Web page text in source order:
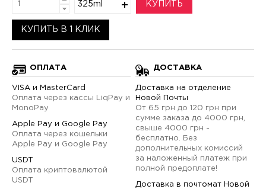
325ml КУПИТЬ
КУПИТЬ В 1 КЛИК
ОПЛАТА
VISA и MasterCard
Оплата через кассы LiqPay и
MonoPay
Apple Pay и Google Pay
Оплата через кошельки
Apple Pay и Google Pay
USDT
Оплата криптовалютой
USDT
ДОСТАВКА
Доставка на отделение
Новой Почты
От 65 грн до 120 грн при
сумме заказа до 4000 грн,
свыше 4000 грн -
бесплатно. Без
дополнительных комиссий
за наложенный платеж при
полной предоплате!
Доставка в почтомат Новой